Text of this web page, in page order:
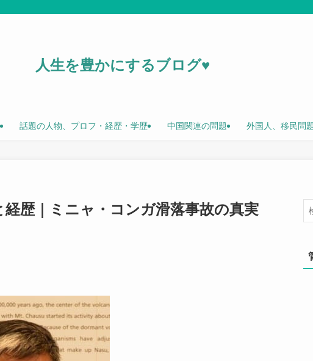
人生を豊かにするブログ♥
話題の人物、プロフ・経歴・学歴 中国関連の問題 外国人、移民問
経歴｜ミニャ・コンガ滑落事故の真実